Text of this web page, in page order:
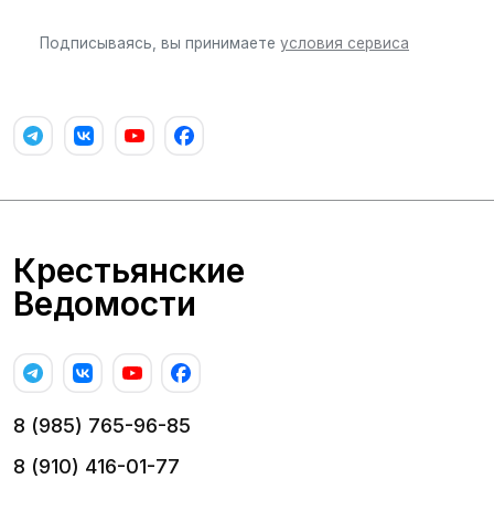
Подписываясь, вы принимаете условия сервиса
Крестьянские
Ведомости
8 (985) 765-96-85
8 (910) 416-01-77